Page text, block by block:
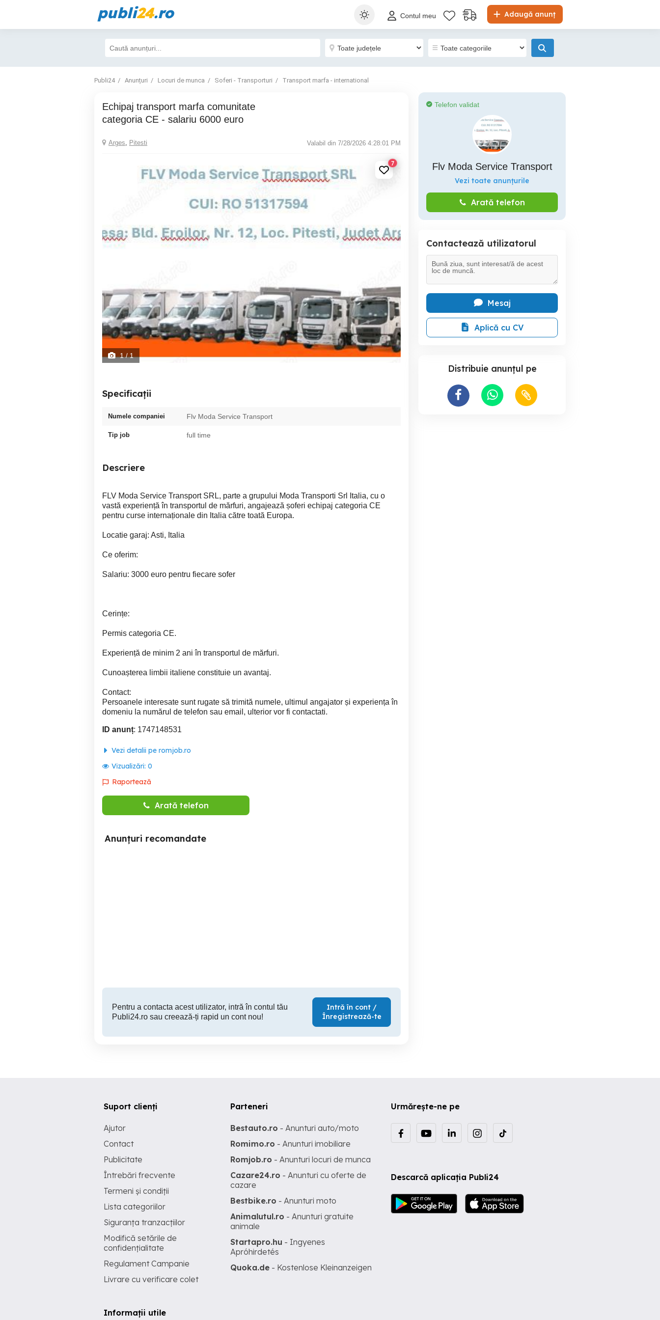
publi24.ro Adaugă anunț
Contul meu
Publi24 Anunțuri Locuri de munca Soferi - Transporturi Transport marfa - international
Echipaj transport marfa comunitate
categoria CE - salariu 6000 euro
Arges, Pitesti Valabil din 7/28/2026 4:28:01 PM
7
1/ 1
Specificații
Numele companiei Flv Moda Service Transport
Tip job full time
Descriere
FLV Moda Service Transport SRL, parte a grupului Moda Transporti Srl Italia, cu o
vastă experiență în transportul de mărfuri, angajează șoferi echipaj categoria CE
pentru curse internaționale din Italia către toată Europa.
Locatie garaj: Asti, Italia
Ce oferim:
Salariu: 3000 euro pentru fiecare sofer
Cerințe:
Permis categoria CE.
Experiență de minim 2 ani în transportul de mărfuri.
Cunoașterea limbii italiene constituie un avantaj.
Contact:
Persoanele interesate sunt rugate să trimită numele, ultimul angajator și experiența în
domeniu la numărul de telefon sau email, ulterior vor fi contactati.
ID anunț: 1747148531
Vezi detalii pe romjob.ro
Vizualizări: 0
Raportează
Arată telefon
Anunțuri recomandate
Pentru a contacta acest utilizator, intră în contul tău
Publi24.ro sau creează-ți rapid un cont nou!
Intră în cont /
Înregistrează-te
Telefon validat
Flv Moda Service Transport
Vezi toate anunțurile
Arată telefon
Contactează utilizatorul
Mesaj
Aplică cu CV
Distribuie anunțul pe
Urmărește-ne pe
Descarcă aplicația Publi24
Suport clienți
Ajutor
Contact
Publicitate
Întrebări frecvente
Termeni și condiții
Lista categoriilor
Siguranța tranzacțiilor
Modifică setările de
confidențialitate
Regulament Campanie
Livrare cu verificare colet
Informații utile
Parteneri
Bestauto.ro - Anunturi auto/moto
Romimo.ro - Anunturi imobiliare
Romjob.ro - Anunturi locuri de munca
Cazare24.ro - Anunturi cu oferte de
cazare
Bestbike.ro - Anunturi moto
Animalutul.ro - Anunturi gratuite
animale
Startapro.hu - Ingyenes
Apróhirdetés
Quoka.de - Kostenlose Kleinanzeigen